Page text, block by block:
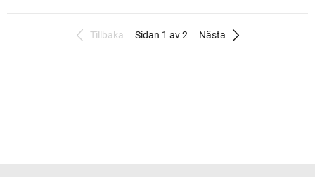
Tillbaka Sidan 1 av 2 Nästa